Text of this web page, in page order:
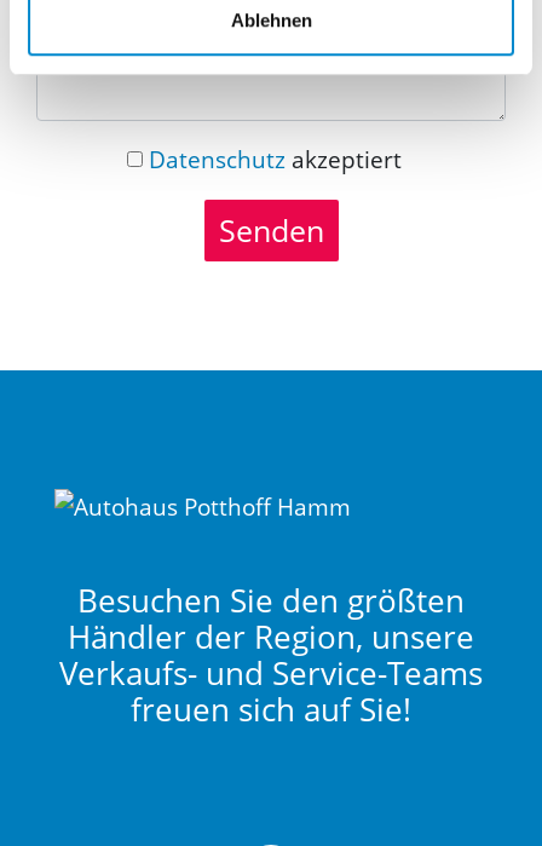
Ablehnen
Datenschutzakzeptiert
Senden
Besuchen Sie den größten
Händler der Region, unsere
Verkaufs- und Service-Teams
freuen sich auf Sie!